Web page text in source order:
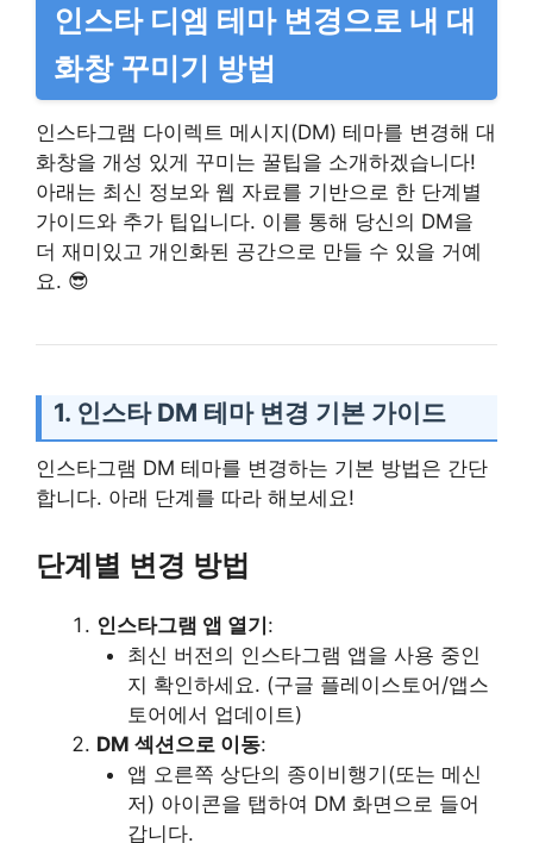
인스타 디엠 테마 변경으로 내 대
화창 꾸미기 방법
인스타그램 다이렉트 메시지(DM) 테마를 변경해 대
화창을 개성 있게 꾸미는 꿀팁을 소개하겠습니다!
아래는 최신 정보와 웹 자료를 기반으로 한 단계별
가이드와 추가 팁입니다. 이를 통해 당신의 DM을
더 재미있고 개인화된 공간으로 만들 수 있을 거예
요. 😎
1. 인스타 DM 테마 변경 기본 가이드
인스타그램 DM 테마를 변경하는 기본 방법은 간단
합니다. 아래 단계를 따라 해보세요!
단계별 변경 방법
인스타그램 앱 열기:
최신 버전의 인스타그램 앱을 사용 중인
지 확인하세요. (구글 플레이스토어/앱스
토어에서 업데이트)
DM 섹션으로 이동:
앱 오른쪽 상단의 종이비행기(또는 메신
저) 아이콘을 탭하여 DM 화면으로 들어
갑니다.